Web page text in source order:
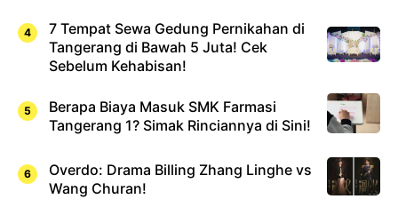
7 Tempat Sewa Gedung Pernikahan di
Tangerang di Bawah 5 Juta! Cek
Sebelum Kehabisan!
Berapa Biaya Masuk SMK Farmasi
Tangerang 1? Simak Rinciannya di Sini!
Overdo: Drama Billing Zhang Linghe vs
Wang Churan!